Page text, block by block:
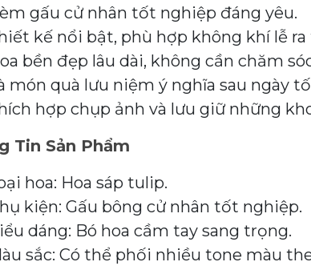
gấu cử nhân tốt nghiệp đáng yêu.
kế nổi bật, phù hợp không khí lễ
bền đẹp lâu dài, không cần chăm
món quà lưu niệm ý nghĩa sau ngày
hợp chụp ảnh và lưu giữ những
Tin Sản Phẩm
hoa: Hoa sáp tulip.
kiện: Gấu bông cử nhân tốt nghiệp.
dáng: Bó hoa cầm tay sang trọng.
sắc: Có thể phối nhiều tone màu